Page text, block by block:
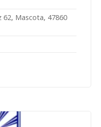
62, Mascota, 47860